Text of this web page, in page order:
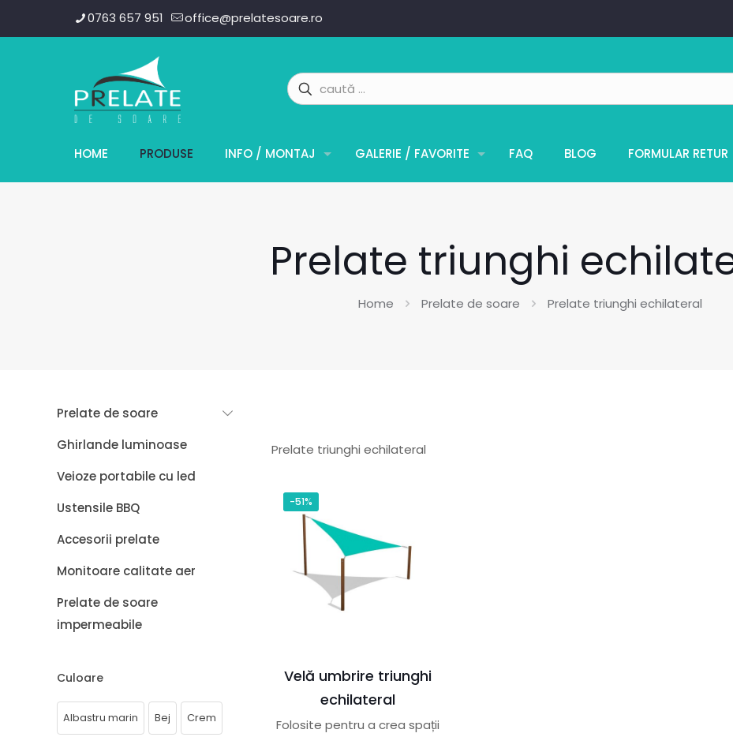
0763 657 951 office@prelatesoare.ro
HOME PRODUSE INFO / MONTAJ GALERIE / FAVORITE FAQ BLOG FORMULAR RETUR
Prelate triunghi
Home Prelate de soare Prelate triunghi echilateral
Prelate triunghi echilateral
-51%
Velă umbrire triunghi
echilateral
Folosite pentru a crea spații
Prelate de soare
Ghirlande luminoase
Veioze portabile cu led
Ustensile BBQ
Accesorii prelate
Monitoare calitate aer
Prelate de soare
impermeabile
Culoare
Albastru marin Bej Crem